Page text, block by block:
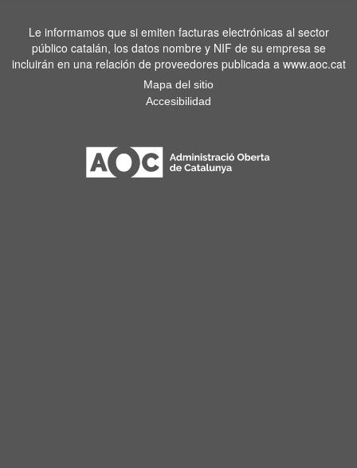
Le informamos que si emiten facturas electrónicas al sector
público catalán, los datos nombre y NIF de su empresa se
incluirán en una relación de proveedores publicada a www.aoc.cat
Mapa del sitio
Accesibilidad